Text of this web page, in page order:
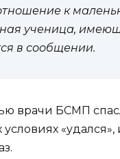
к
ученица,
в сообщении.
врачи БСМП